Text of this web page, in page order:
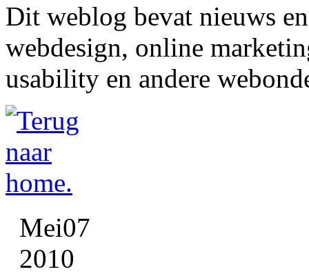
Dit weblog bevat nieuws
webdesign, online
usability en andere
Mei07
2010